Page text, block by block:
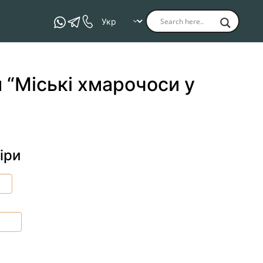
хмарочоси у